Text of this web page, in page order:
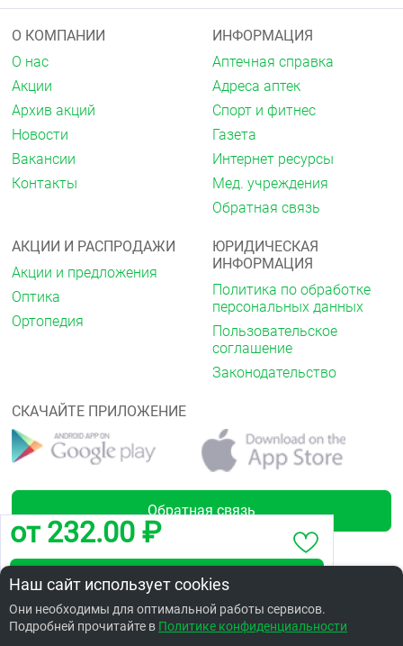
от 232.00 ₽
Забронировать по адресу пр. Мира, 100
Заказать в интернет аптеке по цене: 250.93 ₽
О КОМПАНИИ
О нас
Акции
Архив акций
Новости
Вакансии
Контакты
ИНФОРМАЦИЯ
Аптечная справка
Адреса аптек
Спорт и фитнес
Газета
Интернет ресурсы
Мед. учреждения
Обратная связь
АКЦИИ И РАСПРОДАЖИ
Акции и предложения
Оптика
Ортопедия
ЮРИДИЧЕСКАЯ
ИНФОРМАЦИЯ
Политика по обработке
персональных данных
Пользовательское
соглашение
Законодательство
СКАЧАЙТЕ ПРИЛОЖЕНИЕ
Обратная связь
Лицензии
Наш сайт использует cookies
Они необходимы для оптимальной работы сервисов.
Подробней прочитайте в Политике конфиденциальности